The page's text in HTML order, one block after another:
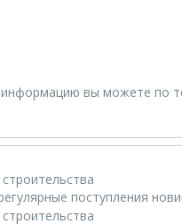
вы можете по
поступления